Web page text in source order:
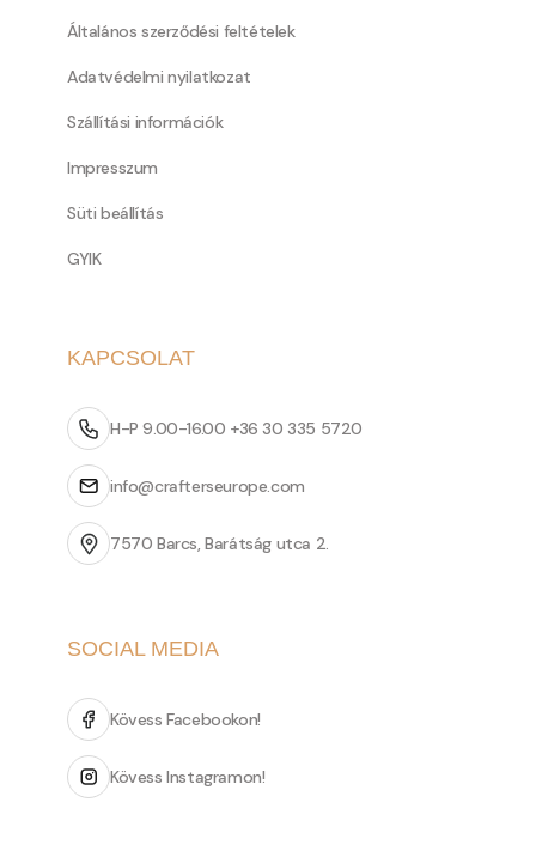
Általános szerződési feltételek
Adatvédelmi nyilatkozat
Szállítási információk
Impresszum
Süti beállítás
GYIK
KAPCSOLAT
H-P 9.00-16.00 +36 30 335 5720
info@crafterseurope.com
7570 Barcs, Barátság utca 2.
SOCIAL MEDIA
Kövess Facebookon!
Kövess Instagramon!